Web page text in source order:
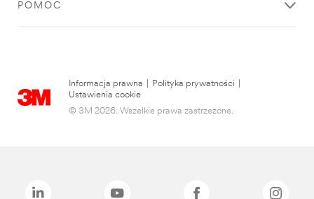
POMOC
Informacja prawna Polityka prywatności
Ustawienia cookie
© 3M 2026. Wszelkie prawa zastrzeżone.